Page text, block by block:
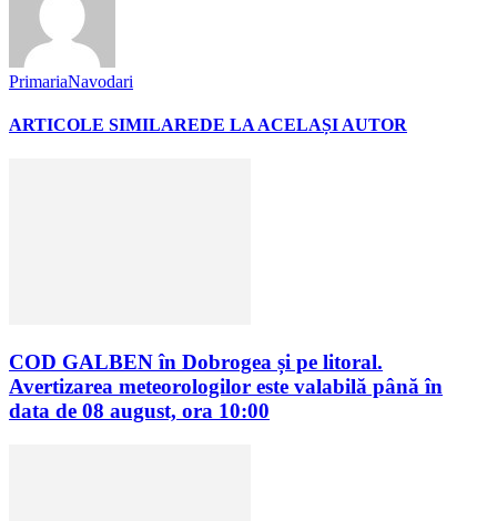
PrimariaNavodari
ARTICOLE SIMILAREDE LA ACELAȘI AUTOR
COD GALBEN în Dobrogea și pe litoral.
Avertizarea meteorologilor este valabilă până în
data de 08 august, ora 10:00